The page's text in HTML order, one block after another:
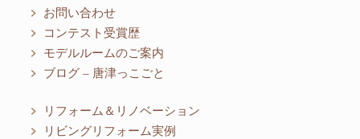
お問い合わせ
コンテスト受賞歴
モデルルームのご案内
ブログ – 唐津っこごと
リフォーム＆リノベーション
リビングリフォーム実例